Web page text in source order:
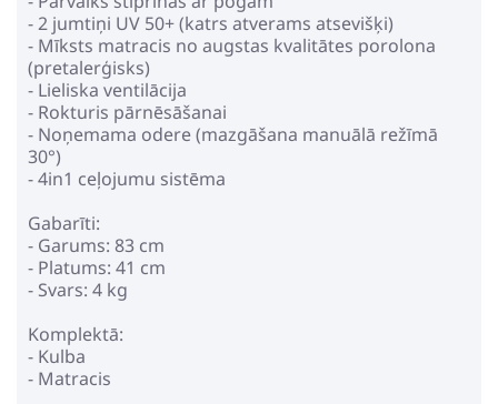
- 2 jumtiņi UV 50+ (katrs atverams atsevišķi)
- Mīksts matracis no augstas kvalitātes porolona
(pretalerģisks)
- Lieliska ventilācija
- Rokturis pārnēsāšanai
- Noņemama odere (mazgāšana manuālā režīmā
30°)
- 4in1 ceļojumu sistēma
Gabarīti:
- Garums: 83 cm
- Platums: 41 cm
- Svars: 4 kg
Komplektā:
- Kulba
- Matracis